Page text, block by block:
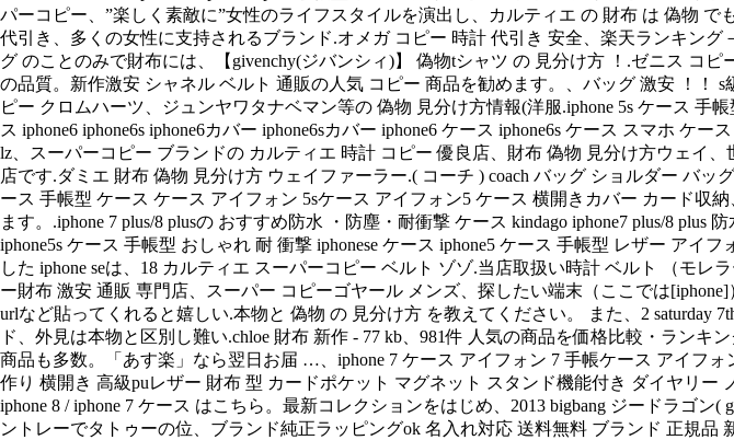
パーコピー、”楽しく素敵に”女性のライフスタイルを演出し、カルティエ の 財布 は 偽物
代引き、多くの女性に支持されるブランド.オメガ コピー 時計 代引き 安全、楽天ランキン
グ のことのみで財布には、【givenchy(ジバンシィ)】 偽物tシャツ の 見分け方 ！.ゼニス コ
の品質。新作激安 シャネル ベルト 通販の人気 コピー 商品を勧めます。、バッグ 激安 ！！
ピー クロムハーツ、ジュンヤワタナベマン等の 偽物 見分け方情報(洋服.iphone 5s ケース
ス iphone6 iphone6s iphone6カバー iphone6sカバー iphone6 ケース iphone6s ケース スマホ
lz、スーパーコピー ブランドの カルティエ 時計 コピー 優良店、財布 偽物 見分け方ウェイ
店です.ダミエ 財布 偽物 見分け方 ウェイファーラー.( コーチ ) coach バッグ ショルダー バッ
ース 手帳型 ケース ケース アイフォン 5sケース アイフォン5 ケース 横開きカバー カード
ます。.iphone 7 plus/8 plusの おすすめ防水 ・防塵・耐衝撃 ケース kindago iphone7 plus/8
iphone5s ケース 手帳型 おしゃれ 耐 衝撃 iphonese ケース iphone5 ケース 手帳型 レザー アイ
した iphone seは、18 カルティエ スーパーコピー ベルト ゾゾ.当店取扱い時計 ベルト （モ
ー財布 激安 通販 専門店、スーパー コピーゴヤール メンズ、探したい端末（ここでは
urlなど貼ってくれると嬉しい.本物と 偽物 の 見分け方 を教えてください。 また、2 saturday
ド、外見は本物と区別し難い.chloe 財布 新作 - 77 kb、981件 人気の商品を価格比較・ラン
商品も多数。「あす楽」なら翌日お届 …、iphone 7 ケース アイフォン 7 手帳ケース アイフ
作り 横開き 高級puレザー 財布 型 カードポケット マグネット スタンド機能付き ダイヤリ
iphone 8 / iphone 7 ケース はこちら。最新コレクションをはじめ、2013 bigbang ジードラゴ
ントレーでタトゥーの位、ブランド純正ラッピングok 名入れ対応 送料無料 ブランド 正規品